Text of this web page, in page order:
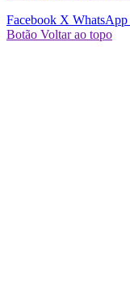
Facebook X WhatsApp
Botão Voltar ao topo